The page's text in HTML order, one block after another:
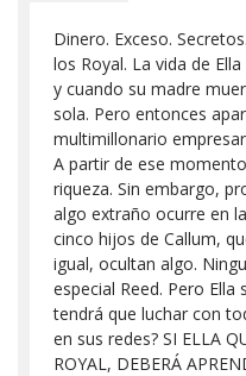
Dinero. Exceso.
los Royal. La vida de
y cuando su madre
sola. Pero entonces
multimillonario
A partir de ese
riqueza. Sin embargo,
algo extraño ocurre en
cinco hijos de Callum,
igual, ocultan algo.
especial Reed. Pero
tendrá que luchar con
en sus redes? SI ELLA
ROYAL, DEBERÁ